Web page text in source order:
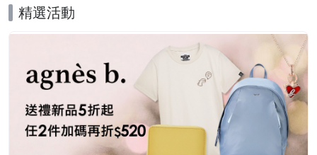
精選活動